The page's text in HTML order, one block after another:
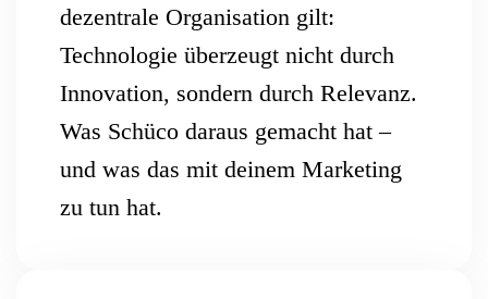
dezentrale Organisation gilt:
Technologie überzeugt nicht durch
Innovation, sondern durch Relevanz.
Was Schüco daraus gemacht hat –
und was das mit deinem Marketing
zu tun hat.